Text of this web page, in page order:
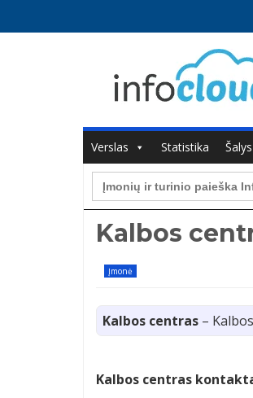
Verslas Statistika Šalys
Search
for:
Kalbos
Įmonė
Kalbos centras –
Kalbos centras